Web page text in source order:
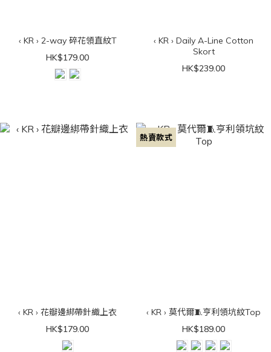
‹ KR › 2-way 碎花領直紋T
HK$179.00
‹ KR › Daily A-Line Cotton
Skort
HK$239.00
‹ KR › 花瓣邊綁帶針織上衣
HK$179.00
熱賣款式
‹ KR › 莫代爾🧵亨利領坑紋Top
HK$189.00